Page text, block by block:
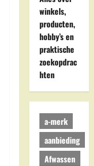
winkels,
producten,
hobby’s en
praktische
zoekopdrac
hten
a-merk
aanbieding
Afwassen